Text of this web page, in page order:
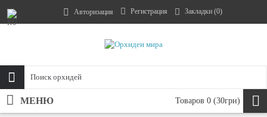
Авторизация Регистрация Закладки (0)
Товаров 0 (30грн)
МЕНЮ